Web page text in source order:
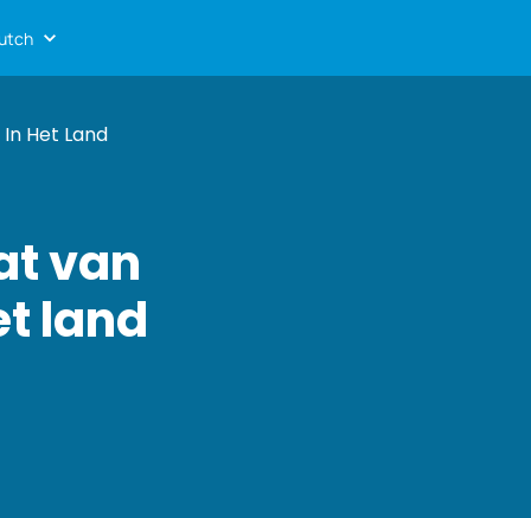
Het Land
van
land